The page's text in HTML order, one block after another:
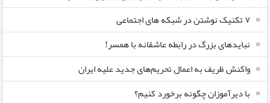
۷ تکنیک نوشتن در شبکه های اجتماعی
نبایدهای بزرگ در رابطه عاشقانه با همسر!
واکنش ظریف به اعمال تحریم‌های جدید علیه ایران
با دیرآموزان چگونه برخورد کنیم؟